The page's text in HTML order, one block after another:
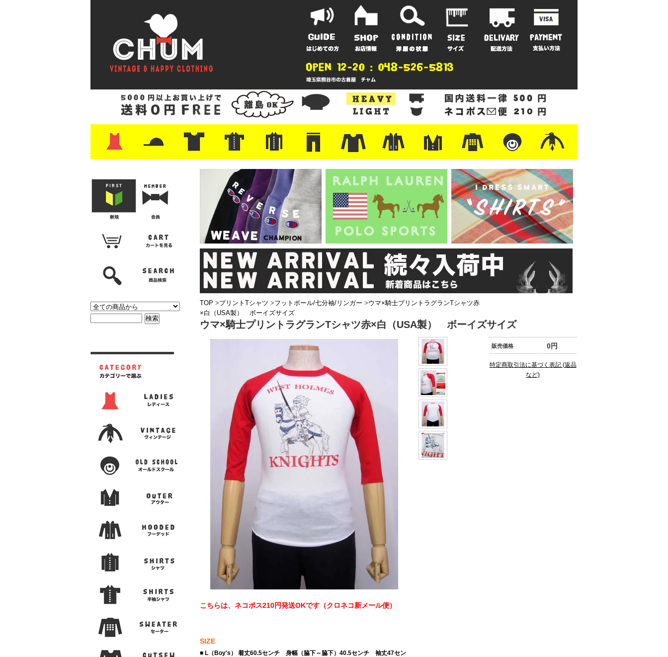
・レザーシューズ/スニーカー
・プリントTシャツ
・バンド/ツアー
・キャラクター
・Nike/adidas/スポーツ
・チャンピオン
・サーフ/スケート
・ボーダー/総柄/無地
・フットボール/リンガー
・タンクトップ/NBA・ポロシャツ
・半袖シャツ
・アロハ/サーフ/ボーリング
・ラルフ/ブランド
・無地/チェック/ストライプ
・ワーク/ミリタリー/ウエスタ
・ネル/ウール ・ショートパンツ
・アウトドア/グラミチ
・ジーンズ/ペインター
・Levi's RED
・ミリタリー/ワーク
・コーデュロイ/スタプレ
・コットン/スラックス/チノ
・オーバーオール/つなぎ
・ジャージ/スウェット/ナイロ
ン
・セントジェームス/ルミノア
・ロンT/サーマル/ラグビー・プリント/半袖/スウェット
・チャンピオン/リバース
・パーカー ・デニム/コットン
・アウトドア/フリース
・ジャージ/ナイロン
・ミリタリー/ワーク
・ウール/レザー
・スーツ/ジレ
TOP >プリントTシャツ >フットボール/七分袖/リンガー >ウマ×騎士プリントラグランTシャツ赤
×白（USA製） ボーイズサイズ
ウマ×騎士プリントラグランTシャツ赤×白（USA製） ボーイズサイズ
販売価格 0円
特定商取引法に基づく表記 (返品
など)
こちらは、ネコポス210円発送OKです（クロネコ新メール便）
SIZE
■ L（Boy's） 着丈60.5センチ 身幅（脇下～脇下）40.5センチ 袖丈47セン